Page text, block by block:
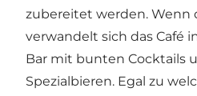
zubereitet werden. Wenn
verwandelt sich das Café
Bar mit bunten Cocktails
Spezialbieren. Egal zu